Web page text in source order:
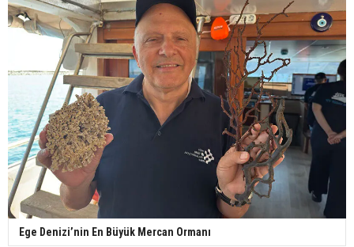
Ege Denizi’nin En Büyük Mercan Ormanı